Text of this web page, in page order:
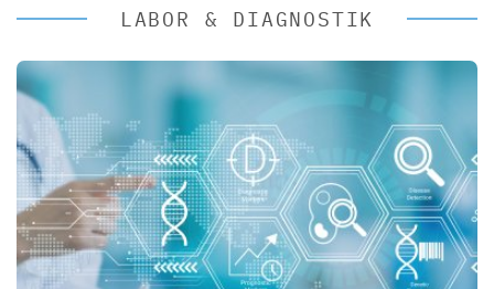
LABOR & DIAGNOSTIK